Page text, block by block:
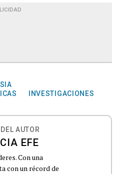
INVESTIGACIONES
AUTOR
EFE
Con una
con un récord de